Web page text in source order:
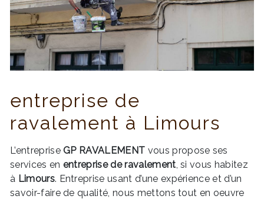
entreprise de
ravalement à Limours
L’entrepriseGP RAVALEMENT vous propose ses
services en entreprise de ravalement , si vous habitez
à Limours. Entreprise usant d’une expérience et d’un
savoir-faire de qualité, nous mettons tout en oeuvre